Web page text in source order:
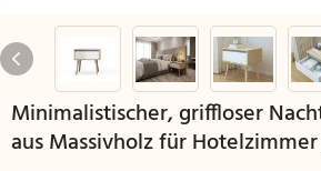
Minimalistischer, griffloser
aus Massivholz für Hotelzimmer